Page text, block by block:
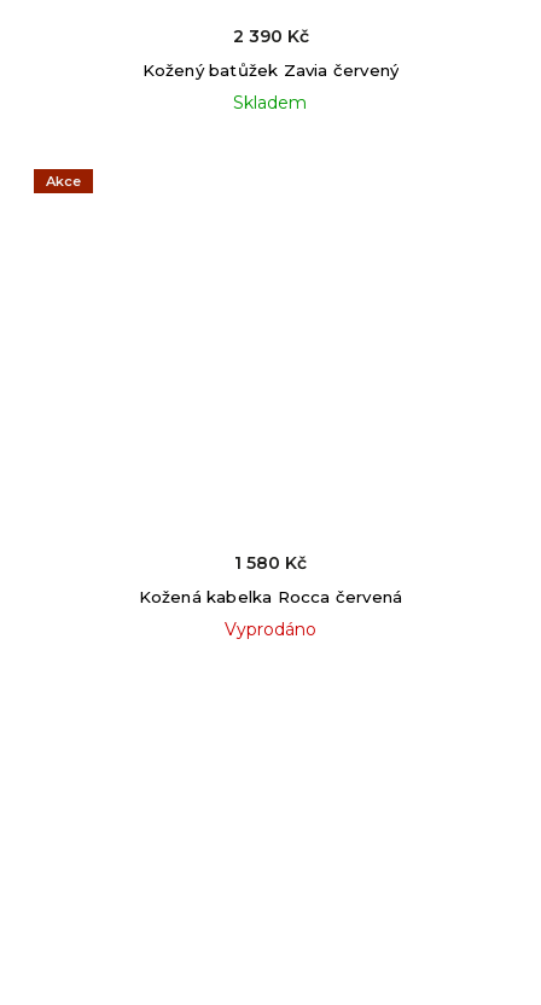
Kožený batůžek Zavia červený
Skladem
2 390 Kč
Akce
Kožená kabelka Rocca červená
Vyprodáno
1 580 Kč